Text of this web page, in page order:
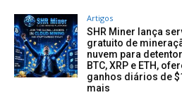
Artigos
SHR Miner lança
gratuito de
nuvem para
BTC, XRP e ETH,
ganhos diários de
mais